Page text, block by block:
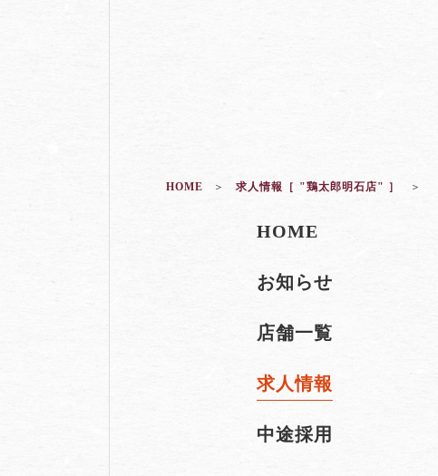
HOME 求人情報［ "鶏太郎明石店" ］
HOME
お知らせ
店舗一覧
求人情報
中途採用